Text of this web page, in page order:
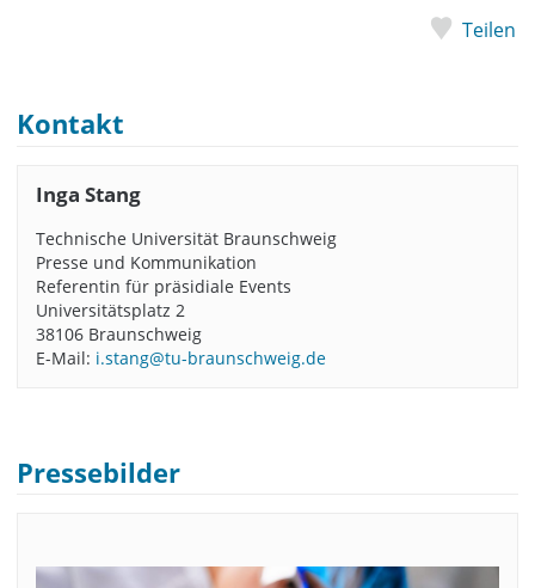
Teilen
Kontakt
Inga Stang
Technische Universität Braunschweig
Presse und Kommunikation
Referentin für präsidiale Events
Universitätsplatz 2
38106 Braunschweig
E-Mail: i.stang@tu-braunschweig.de
Pressebilder